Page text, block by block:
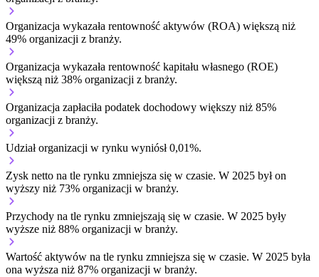
Organizacja wykazała rentowność aktywów (ROA) większą niż
49% organizacji z branży.
Organizacja wykazała rentowność kapitału własnego (ROE)
większą niż 38% organizacji z branży.
Organizacja zapłaciła podatek dochodowy większy niż 85%
organizacji z branży.
Udział organizacji w rynku wyniósł 0,01%.
Zysk netto na tle rynku zmniejsza się w czasie. W 2025 był on
wyższy niż 73% organizacji w branży.
Przychody na tle rynku zmniejszają się w czasie. W 2025 były
wyższe niż 88% organizacji w branży.
Wartość aktywów na tle rynku zmniejsza się w czasie. W 2025 była
ona wyższa niż 87% organizacji w branży.